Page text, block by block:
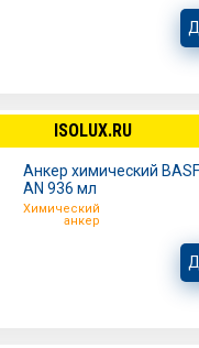
ISOLUX.RU
Анкер химический
AN 936 мл
Химический
анкер